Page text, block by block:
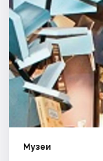
Квесты
Экскурсии
Спорт
События
Музеи